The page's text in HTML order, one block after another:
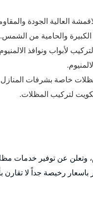
العالية الجودة
والحامية من الشمس.
لأبواب ونوافذ
خاصة بشرفات
لتركيب المظلات.
وتعلن عن توفير خدمات
رخيصة جداً لا تقارن